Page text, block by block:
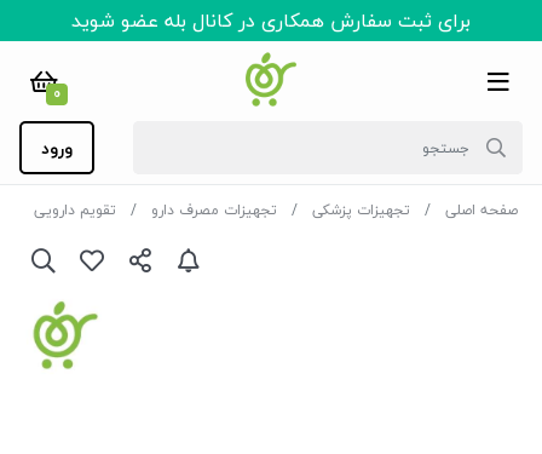
برای ثبت سفارش همکاری در کانال بله عضو شوید
0
ورود
صفحه اصلی تجهیزات پزشکی تجهیزات مصرف دارو تقویم دارویی